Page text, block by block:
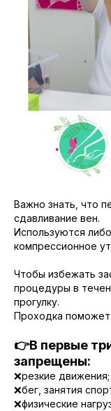
Важно знать, что
сдавливание вен.
Используются
компрессионное
Чтобы избежать
процедуры в
прогулку.
Проходка поможет
👉В первые
запрещены:
❌резкие движения;
❌бег, занятия
❌физические